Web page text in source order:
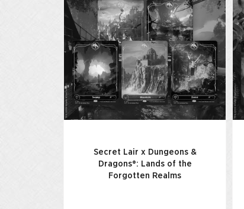
Secret Lair x Dungeons &
Dragons®: Lands of the
Forgotten Realms